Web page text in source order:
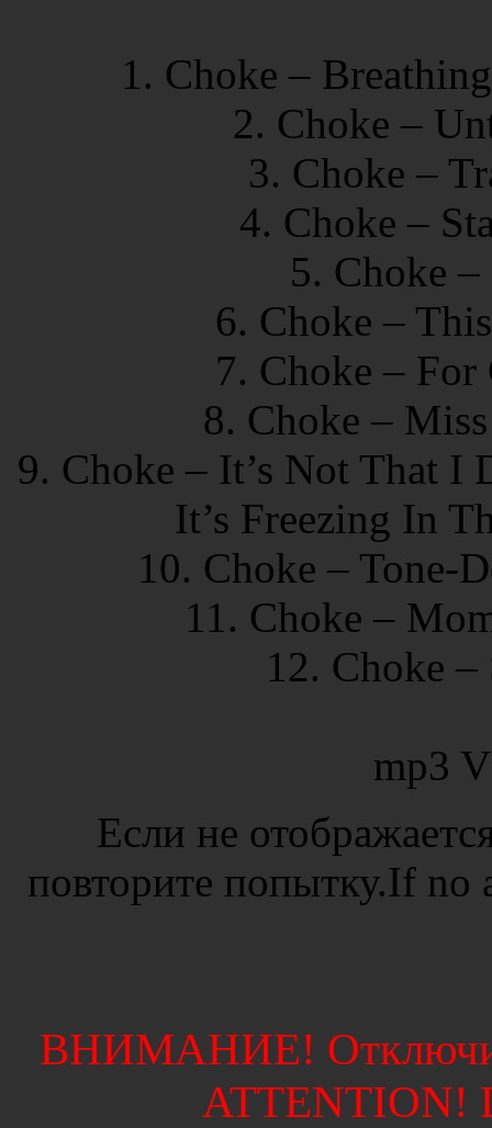
1. Choke –
2. Choke –
3. Choke –
4. Choke –
5. Choke
6. Choke –
7. Choke – For
8. Choke –
9. Choke – It’s Not That I
It’s Freezing In
10. Choke – Tone-
11. Choke –
12. Choke
mp3
Если не
повторите попытку.If
ВНИМАНИЕ!
ATTENTION!